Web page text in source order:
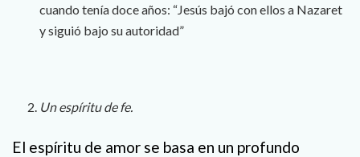
cuando tenía doce años: “Jesús bajó con ellos a Nazaret
y siguió bajo su autoridad”
Un espíritu de fe.
El espíritu de amor se basa en un profundo